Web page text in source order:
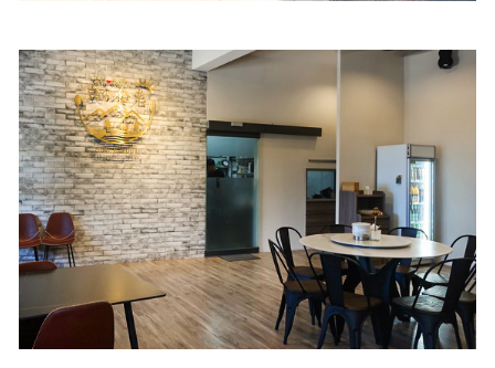
關於Yilan
個人著作
活動實況記錄
媒體報導一覽
合作與代言
訂閱電子報